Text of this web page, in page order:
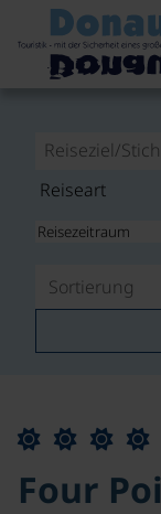
Four